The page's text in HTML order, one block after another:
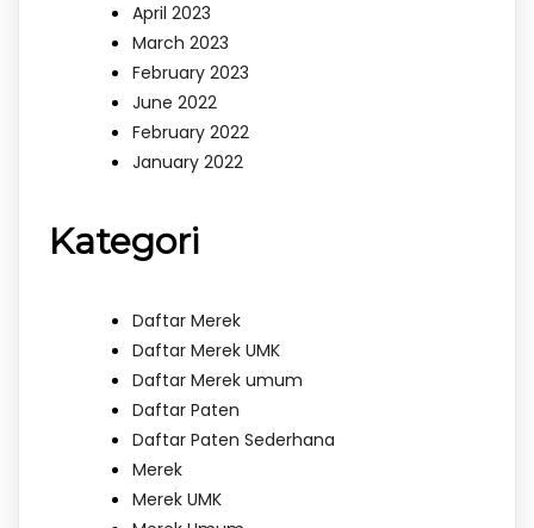
April 2023
March 2023
February 2023
June 2022
February 2022
January 2022
Kategori
Daftar Merek
Daftar Merek UMK
Daftar Merek umum
Daftar Paten
Daftar Paten Sederhana
Merek
Merek UMK